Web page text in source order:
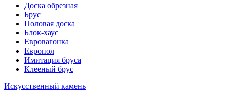
Доска обрезная
Брус
Половая доска
Блок-хаус
Евровагонка
Европол
Имитация бруса
Клееный брус
Искусственный камень